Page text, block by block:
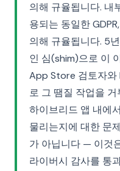
의해 규율됩니다. 내
용되는 동일한
의해 규율됩니다. 5
인 심(shim)으로 이
App Store 검토자와
로 그 땜질 작업을
하이브리드 앱 내에
물리는지에 대한 문
가 아닙니다 — 이것
라이버시 감사를 통